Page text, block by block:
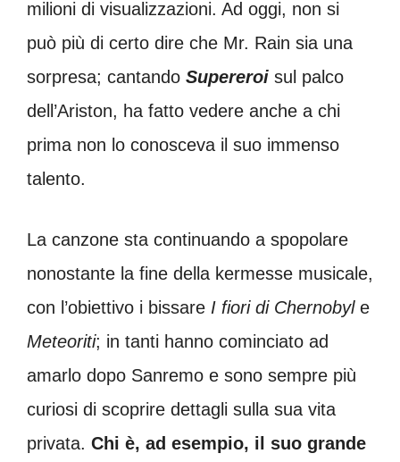
milioni di visualizzazioni. Ad oggi, non si
può più di certo dire che Mr. Rain sia una
sorpresa; cantando Supereroi sul palco
dell’Ariston, ha fatto vedere anche a chi
prima non lo conosceva il suo immenso
talento.
La canzone sta continuando a spopolare
nonostante la fine della kermesse musicale,
con l’obiettivo i bissare I fiori di Chernobyle
Meteoriti; in tanti hanno cominciato ad
amarlo dopo Sanremo e sono sempre più
curiosi di scoprire dettagli sulla sua vita
privata. Chi è, ad esempio, il suo grande